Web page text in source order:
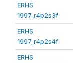
ERHS
1997_r4p2s3f
ERHS
1997_r4p2s4f
ERHS